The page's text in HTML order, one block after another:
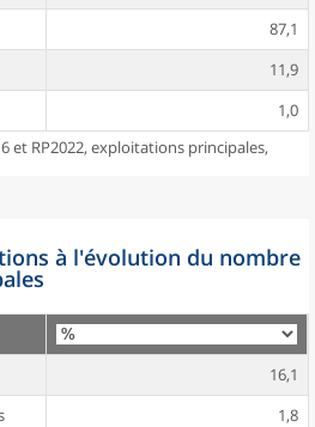
87,1
11,9
1,0
et RP2022, exploitations principales,
à l'évolution du nombre
16,1
1,8